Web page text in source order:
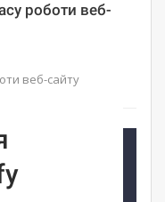
роботи веб-
веб-сайту